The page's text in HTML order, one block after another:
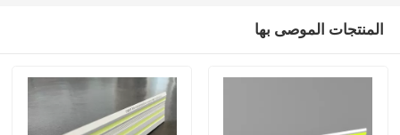
المنتجات الموصى بها